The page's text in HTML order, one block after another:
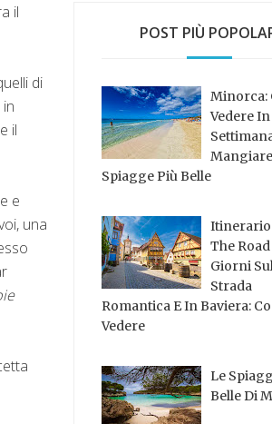
il
di
il
e
una
POST PIÙ
Minorca:
Vedere
Spiagge Più Belle
Itinerario
The
Giorni
Strada
Romantica E In Baviera:
Vedere
Le
Belle Di